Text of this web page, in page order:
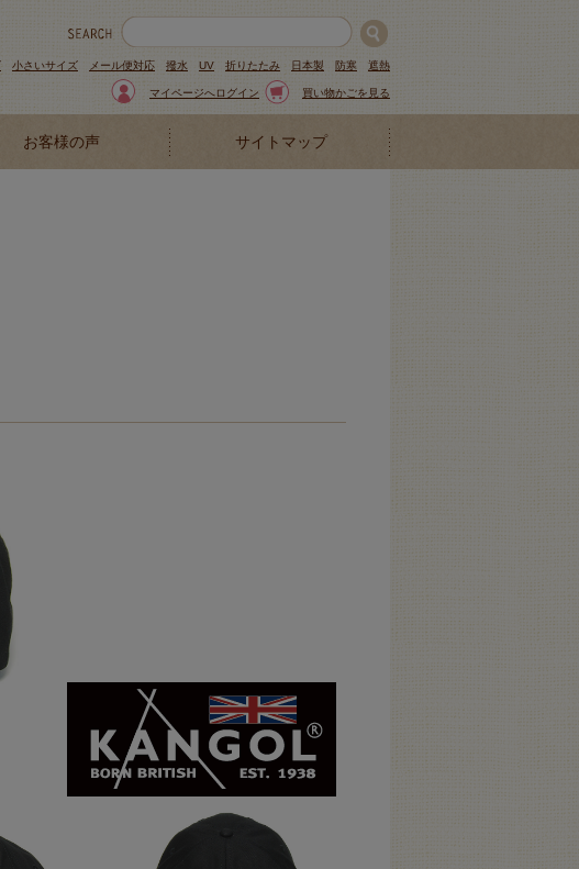
小さいサイズ メール便対応 撥水 UV 折りたたみ 日本製 防寒 遮熱
マイページへログイン 買い物かごを見る
お客様の声 サイトマップ